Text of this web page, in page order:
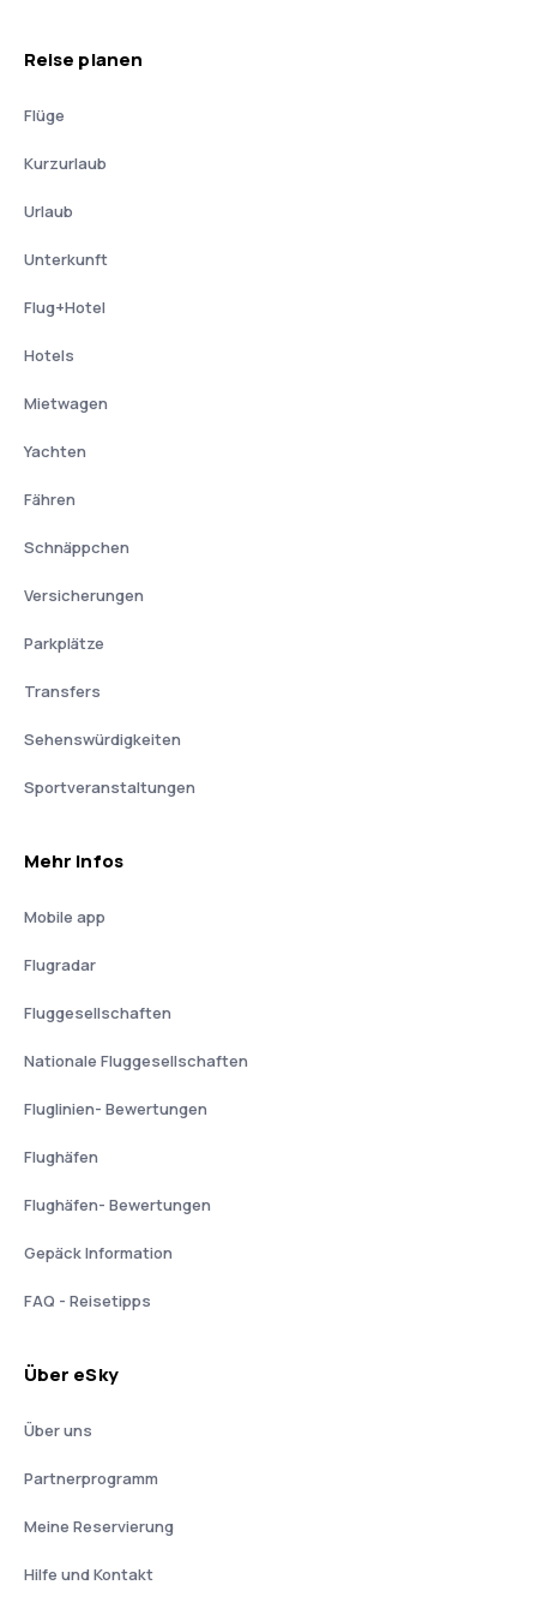
Reise planen
Flüge
Kurzurlaub
Urlaub
Unterkunft
Flug+Hotel
Hotels
Mietwagen
Yachten
Fähren
Schnäppchen
Versicherungen
Parkplätze
Transfers
Sehenswürdigkeiten
Sportveranstaltungen
Mehr Infos
Mobile app
Flugradar
Fluggesellschaften
Nationale Fluggesellschaften
Fluglinien- Bewertungen
Flughäfen
Flughäfen- Bewertungen
Gepäck Information
FAQ - Reisetipps
Über eSky
Über uns
Partnerprogramm
Meine Reservierung
Hilfe und Kontakt